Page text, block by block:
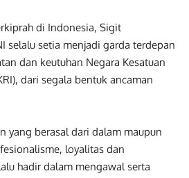
di Indonesia, Sigit
selalu setia menjadi garda terdepan
dan keutuhan Negara Kesatuan
dari segala bentuk ancaman
yang berasal dari dalam maupun
loyalitas dan
hadir dalam mengawal serta